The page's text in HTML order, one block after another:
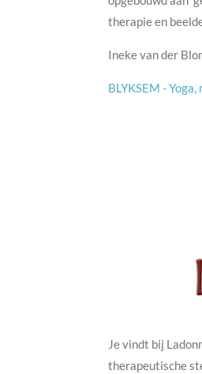
therapie en
Ineke van der
BLYKSEM -
Je vindt bij
therapeutische